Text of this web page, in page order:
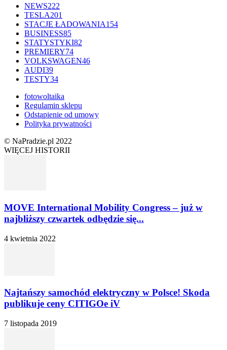
NEWS222
TESLA201
STACJE ŁADOWANIA154
BUSINESS85
STATYSTYKI82
PREMIERY74
VOLKSWAGEN46
AUDI39
TESTY34
fotowoltaika
Regulamin sklepu
Odstąpienie od umowy
Polityka prywatności
© NaPradzie.pl 2022
WIĘCEJ HISTORII
MOVE International Mobility Congress – już w
najbliższy czwartek odbędzie się...
4 kwietnia 2022
Najtańszy samochód elektryczny w Polsce! Skoda
publikuje ceny CITIGOe iV
7 listopada 2019